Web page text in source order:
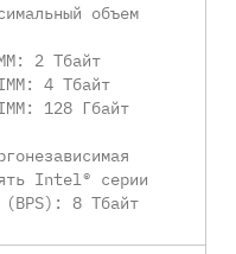
объем
2 Тбайт
4 Тбайт
128 Гбайт
Intel® серии
(BPS): 8 Тбайт